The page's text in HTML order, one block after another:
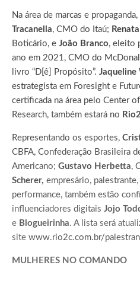
Na área de marcas e
Tracanella, CMO do Itaú;
Boticário, e João Branco, eleito
ano em 2021, CMO do
livro “D[ê] Propósito”. Jaqueline
estrategista em Foresight e
certificada na área pelo Center
Research, também estará no
Representando os esportes,
CBFA, Confederação Brasileira
Americano; Gustavo Herbetta,
Scherer, empresário,
performance, também estão
influenciadores digitais Jojo
e Blogueirinha. A lista será
site www.rio2c.com.br/
MULHERES NO COMANDO